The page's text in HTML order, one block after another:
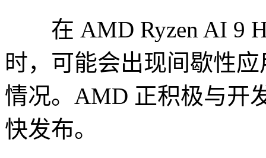
在 AMD Ryzen AI 9
时，可能会出现间歇性
情况。AMD 正积极与开
快发布。